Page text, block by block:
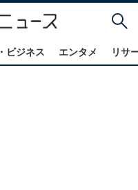
ビジネス エンタメ リサ